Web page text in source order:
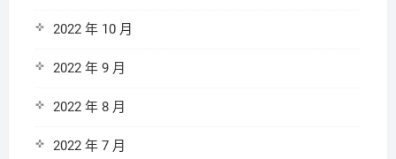
2022 年 10 月
2022 年 9 月
2022 年 8 月
2022 年 7 月